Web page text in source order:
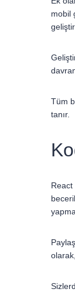
mobil
Tüm
tanır.
React